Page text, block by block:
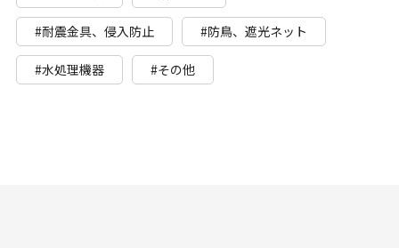
#耐震金具、侵入防止 #防鳥、遮光ネット
#水処理機器 #その他